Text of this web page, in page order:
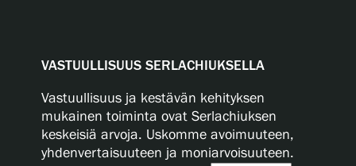
VASTUULLISUUS SERLACHIUKSELLA
Vastuullisuus ja kestävän kehityksen
mukainen toiminta ovat Serlachiuksen
keskeisiä arvoja. Uskomme avoimuuteen,
yhdenvertaisuuteen ja moniarvoisuuteen.